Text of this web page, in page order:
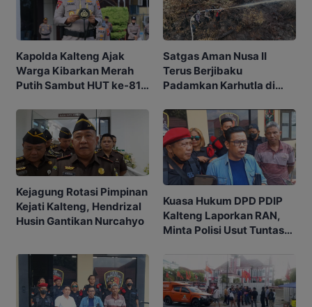
Kapolda Kalteng Ajak
Warga Kibarkan Merah
Putih Sambut HUT ke-81
Satgas Aman Nusa II
Terus Berjibaku
Padamkan Karhutla di
Kejagung Rotasi Pimpinan
Kejati Kalteng, Hendrizal
Husin Gantikan Nurcahyo
Kuasa Hukum DPD PDIP
Kalteng Laporkan RAN,
Minta Polisi Usut Tuntas